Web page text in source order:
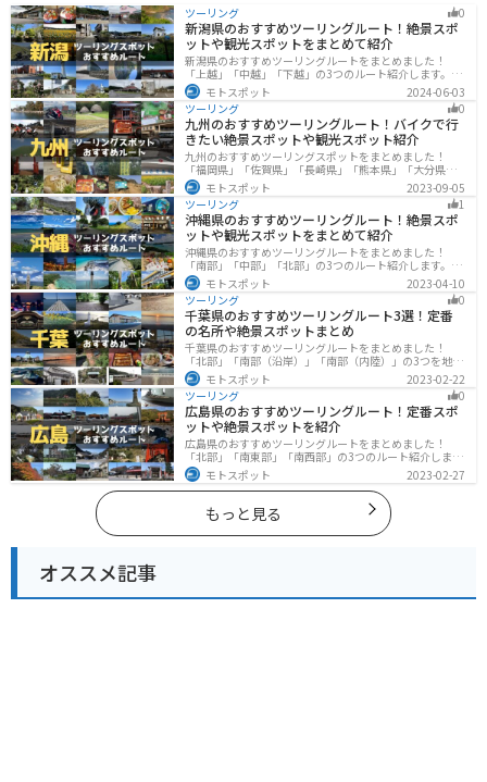
ツーリング 0
新潟県のおすすめツーリングルート！絶景スポ
ットや観光スポットをまとめて紹介
新潟県のおすすめツーリングルートをまとめました！
「上越」「中越」「下越」の3つのルート紹介します。自
然豊かな山と海、グルメも充実しており、自然を満喫す
るツーリングができます。バイクで新潟県にツーリング
に行く際は参考にしてください。
モトスポット
2024-06-03
ツーリング
0
九州のおすすめツーリングルート！バイクで行
きたい絶景スポットや観光スポット紹介
九州のおすすめツーリングスポットをまとめました！
「福岡県」「佐賀県」「長崎県」「熊本県」「大分県」
「宮崎都」「鹿児島県」の各県の観光地紹介します。自
然豊かな山々や湖、温泉地が点在し、四季折々の景色を
楽しめるスポットが多数あります。バイクで九州にツー
リングに行く際は参考にしてください。
モトスポット
2023-09-05
ツーリング
1
沖縄県のおすすめツーリングルート！絶景スポ
ットや観光スポットをまとめて紹介
沖縄県のおすすめツーリングルートをまとめました！
「南部」「中部」「北部」の3つのルート紹介します。美
しいビーチや歴史と文化に溢れたスポットが多数あり、
様々な楽しみ方ができます。バイクで沖縄県にツーリン
グに行く際は参考にしてください。
モトスポット
2023-04-10
ツーリング
0
千葉県のおすすめツーリングルート3選！定番
の名所や絶景スポットまとめ
千葉県のおすすめツーリングルートをまとめました！
「北部」「南部（沿岸）」「南部（内陸）」の3つを地域
別で紹介します！千葉は首都圏からのアクセスも良く、
海と山どちらも堪能できるのでツーリングには最適な場
所です。
モトスポット
2023-02-22
ツーリング
0
広島県のおすすめツーリングルート！定番スポ
ットや絶景スポットを紹介
広島県のおすすめツーリングルートをまとめました！
「北部」「南東部」「南西部」の3つのルート紹介しま
す。自然豊かな山と海だけでなく、歴史的価値のある建
造物も多数あるので、飽きることなくツーリングを堪能
できます。バイクで広島県にツーリングに行く際は参考
にしてください。
モトスポット 2023-02-27
もっと見る
オススメ記事